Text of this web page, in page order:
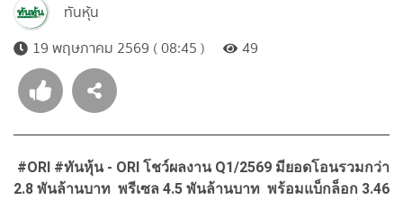
ทันหุ้น
19 พฤษภาคม 2569 ( 08:45 )
49
#ORI #ทันหุ้น - ORI โชว์ผลงาน Q1/2569 มียอดโอนรวมกว่า
2.8 พันล้านบาท พรีเซล 4.5 พันล้านบาท พร้อมแบ็กล็อก 3.46